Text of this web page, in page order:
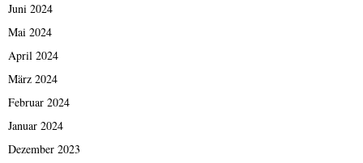
Juni 2024
Mai 2024
April 2024
März 2024
Februar 2024
Januar 2024
Dezember 2023